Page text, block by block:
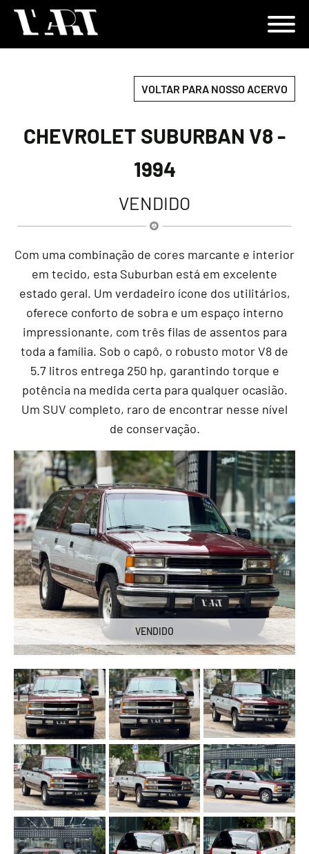
VOLTAR PARA NOSSO ACERVO
CHEVROLET SUBURBAN V8 -
1994
VENDIDO
Com uma combinação de cores marcante e interior
em tecido, esta Suburban está em excelente
estado geral. Um verdadeiro ícone dos utilitários,
oferece conforto de sobra e um espaço interno
impressionante, com três filas de assentos para
toda a família. Sob o capô, o robusto motor V8 de
5.7 litros entrega 250 hp, garantindo torque e
potência na medida certa para qualquer ocasião.
Um SUV completo, raro de encontrar nesse nível
de conservação.
VENDIDO